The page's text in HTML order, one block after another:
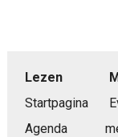
Lezen
Startpagina
Agenda